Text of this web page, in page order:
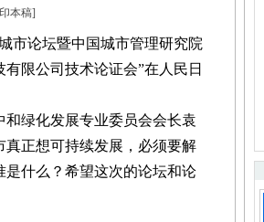
本稿]
市论坛暨中国城市管理研究院
限公司技术论证会”在人民日
绿化发展专业委员会会长袁
正想可持续发展，必须要解
什么？希望这次的论坛和论